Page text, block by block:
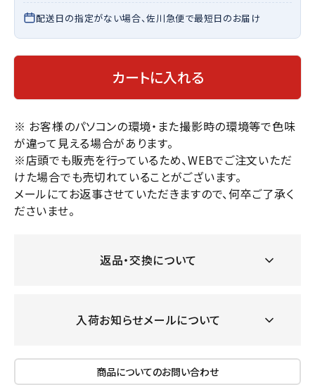
配送日の指定がない場合、佐川急便で最短日のお届け
カートに入れる
※ お客様のパソコンの環境・また撮影時の環境等で色味
が違って見える場合があります。
※店頭でも販売を行っているため、WEBでご注文いただ
けた場合でも売切れていることがございます。
メールにてお返事させていただきますので、何卒ご了承く
ださいませ。
返品・交換について
入荷お知らせメールについて
商品についてのお問い合わせ